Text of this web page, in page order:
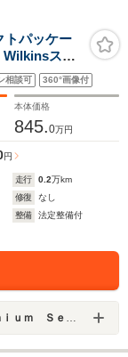
パッケー
スピ
ンチアル
ーズコン
相談可 360°画像付
本体価格
845.0万円
円
走行 0.2万km
修復
なし
整備
法定整備付
ｉｏｎ 大阪ベイ